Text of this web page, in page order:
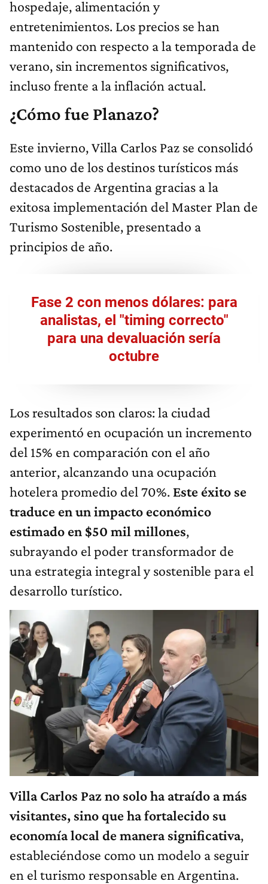
hospedaje, alimentación y
entretenimientos. Los precios se han
mantenido con respecto a la temporada de
verano, sin incrementos significativos,
incluso frente a la inflación actual.
¿Cómo fue Planazo?
Este invierno, Villa Carlos Paz se consolidó
como uno de los destinos turísticos más
destacados de Argentina gracias a la
exitosa implementación del Master Plan de
Turismo Sostenible, presentado a
principios de año.
Fase 2 con menos dólares: para
analistas, el "timing correcto"
para una devaluación sería
octubre
Los resultados son claros: la ciudad
experimentó en ocupación un incremento
del 15% en comparación con el año
anterior, alcanzando una ocupación
hotelera promedio del 70%. Este éxito se
traduce en un impacto económico
estimado en $50 mil millones,
subrayando el poder transformador de
una estrategia integral y sostenible para el
desarrollo turístico.
Villa Carlos Paz no solo ha atraído a más
visitantes, sino que ha fortalecido su
economía local de manera significativa,
estableciéndose como un modelo a seguir
en el turismo responsable en Argentina.